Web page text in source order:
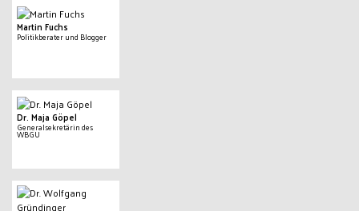
Martin Fuchs
Politikberater und Blogger
Dr. Maja Göpel
Generalsekretärin des
WBGU